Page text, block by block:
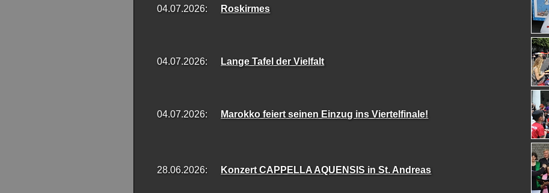
04.07.2026: Roskirmes
04.07.2026: Lange Tafel der Vielfalt
04.07.2026: Marokko feiert seinen Einzug ins Viertelfinale!
28.06.2026: Konzert CAPPELLA AQUENSIS in St. Andreas